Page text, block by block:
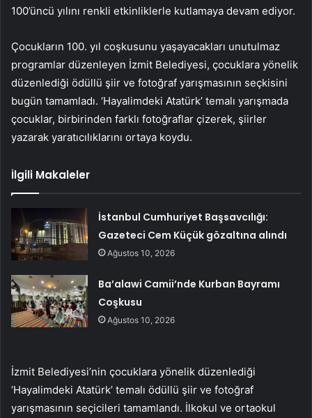
100’üncü yılını renkli etkinliklerle kutlamaya devam ediyor.
Çocukların 100. yıl coşkusunu yaşayacakları unutulmaz
programlar düzenleyen İzmit Belediyesi, çocuklara yönelik
düzenlediği ödüllü şiir ve fotoğraf yarışmasının seçkisini
bugün tamamladı. ‘Hayalimdeki Atatürk’ temalı yarışmada
çocuklar, birbirinden farklı fotoğraflar çizerek, şiirler
yazarak yaratıcılıklarını ortaya koydu.
İlgili Makaleler
İstanbul Cumhuriyet Başsavcılığı:
Gazeteci Cem Küçük gözaltına alındı
Ağustos 10, 2026
Ba’alawi Camii’nde Kurban Bayramı
Coşkusu
Ağustos 10, 2026
İzmit Belediyesi’nin çocuklara yönelik düzenlediği
‘Hayalimdeki Atatürk’ temalı ödüllü şiir ve fotoğraf
yarışmasının seçicileri tamamlandı. İlkokul ve ortaokul